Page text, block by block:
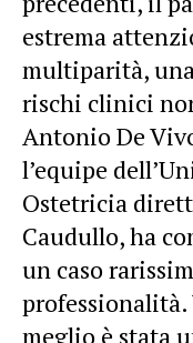
estrema
multiparità,
rischi clinici
Antonio De
l’equipe
Ostetricia
Caudullo, ha
un caso
meglio è stata